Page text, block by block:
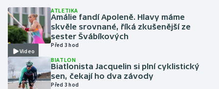
Krasobruslení
Lezení
Lyže a snowboard
Moderní pětiboj
Video
ATLETIKA
Amálie fandí Apoleně. Hlavy máme
skvěle srovnané, říká zkušenější ze
sester Švábíkových
Před 3 hod
BIATLON
Biatlonista Jacquelin si plní cyklistický
sen, čekají ho dva závody
Před 3 hod